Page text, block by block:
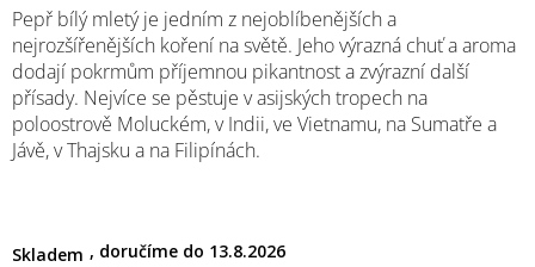
Skladem 13.8.2026
Pepř bílý mletý je jedním z nejoblíbenějších a
nejrozšířenějších koření na světě. Jeho výrazná chuť a aroma
dodají pokrmům příjemnou pikantnost a zvýrazní další
přísady. Nejvíce se pěstuje v asijských tropech na
poloostrově Moluckém, v Indii, ve Vietnamu, na Sumatře a
Jávě, v Thajsku a na Filipínách.